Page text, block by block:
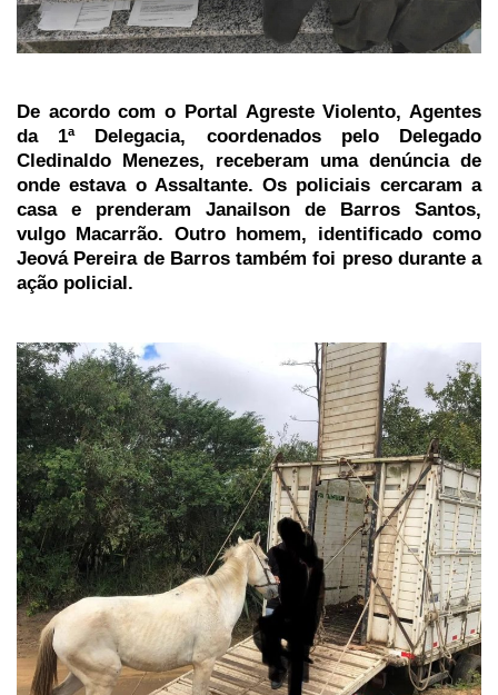
De acordo com o Portal Agreste Violento, Agentes
da 1ª Delegacia, coordenados pelo Delegado
Cledinaldo Menezes, receberam uma denúncia de
onde estava o Assaltante. Os policiais cercaram a
casa e prenderam Janailson de Barros Santos,
vulgo Macarrão. Outro homem, identificado como
Jeová Pereira de Barros também foi preso durante a
ação policial.